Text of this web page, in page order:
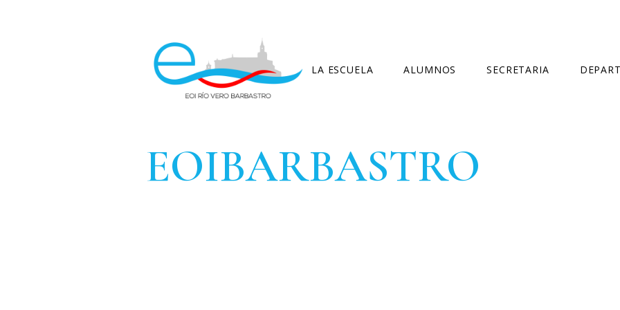
LA ESCUELA
CURSOS IMPARTIDOS
CONSEJO ESCOLAR
ALUMNOS
LIBROS
EXÁMENES
SECRETARIA
EOIBARBASTRO